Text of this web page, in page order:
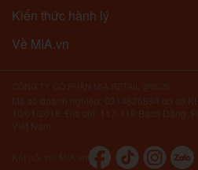
Kiến thức hành lý
Về MIA.vn
10/01/2018. Địa chỉ: 117-119 Bạch Đằng,